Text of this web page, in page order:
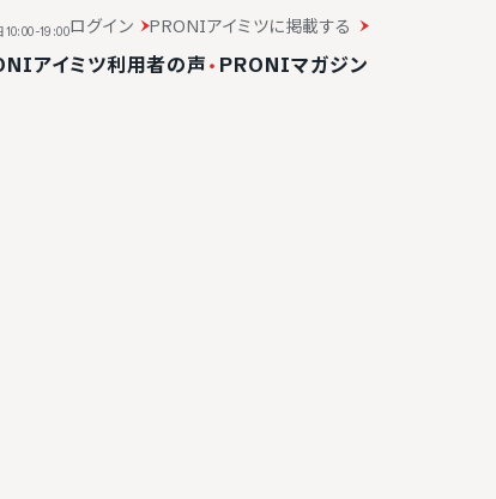
10:00-19:00ログイン PRONIアイミツに掲載する
アイミツ利用者の声・ PRONIマガジン